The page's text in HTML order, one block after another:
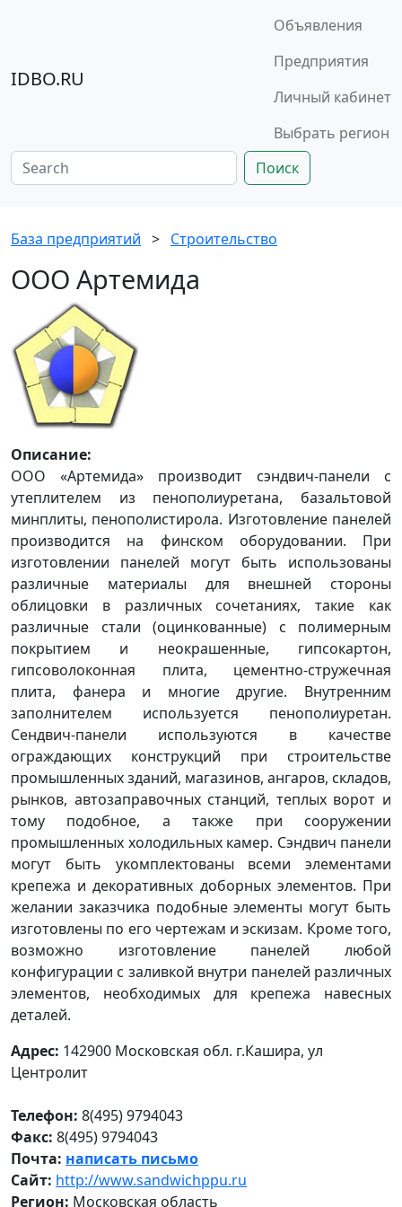
IDBO.RU
Объявления
Предприятия
Личный кабинет
Выбрать регион
Поиск
База предприятий > Строительство
ООО Артемида
Описание:
ООО «Артемида» производит сэндвич-панели с
утеплителем из пенополиуретана, базальтовой
минплиты, пенополистирола. Изготовление панелей
производится на финском оборудовании. При
изготовлении панелей могут быть использованы
различные материалы для внешней стороны
облицовки в различных сочетаниях, такие как
различные стали (оцинкованные) с полимерным
покрытием и неокрашенные, гипсокартон,
гипсоволоконная плита, цементно-стружечная
плита, фанера и многие другие. Внутренним
заполнителем используется пенополиуретан.
Сендвич-панели используются в качестве
ограждающих конструкций при строительстве
промышленных зданий, магазинов, ангаров, складов,
рынков, автозаправочных станций, теплых ворот и
тому подобное, а также при сооружении
промышленных холодильных камер. Сэндвич панели
могут быть укомплектованы всеми элементами
крепежа и декоративных доборных элементов. При
желании заказчика подобные элементы могут быть
изготовлены по его чертежам и эскизам. Кроме того,
возможно изготовление панелей любой
конфигурации с заливкой внутри панелей различных
элементов, необходимых для крепежа навесных
деталей.
Адрес: 142900 Московская обл. г.Кашира, ул
Центролит
Телефон: 8(495) 9794043
Факс: 8(495) 9794043
Почта: написать письмо
Сайт: http://www.sandwichppu.ru
Регион: Московская область